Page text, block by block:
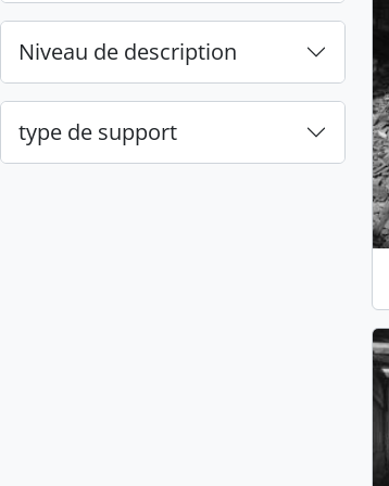
Niveau de description
type de support